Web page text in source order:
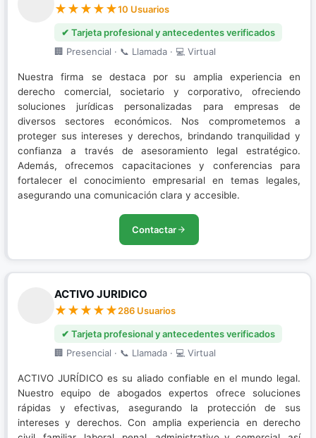
10 Usuarios
✔ Tarjeta profesional y antecedentes verificados
🏢 Presencial · 📞 Llamada · 💻 Virtual
Nuestra firma se destaca por su amplia experiencia en
derecho comercial, societario y corporativo, ofreciendo
soluciones jurídicas personalizadas para empresas de
diversos sectores económicos. Nos comprometemos a
proteger sus intereses y derechos, brindando tranquilidad y
confianza a través de asesoramiento legal estratégico.
Además, ofrecemos capacitaciones y conferencias para
fortalecer el conocimiento empresarial en temas legales,
asegurando una comunicación clara y accesible.
Contactar
ACTIVO JURIDICO
286 Usuarios
✔ Tarjeta profesional y antecedentes verificados
🏢 Presencial · 📞 Llamada · 💻 Virtual
ACTIVO JURÍDICO es su aliado confiable en el mundo legal.
Nuestro equipo de abogados expertos ofrece soluciones
rápidas y efectivas, asegurando la protección de sus
intereses y derechos. Con amplia experiencia en derecho